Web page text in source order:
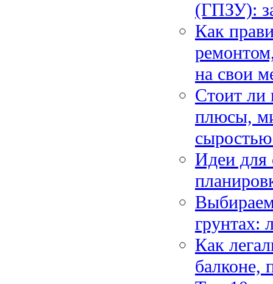
(ГПЗУ):
Как
на свои
Стоит ли
плюсы,
Идеи для
грунтах:
Как
балконе,